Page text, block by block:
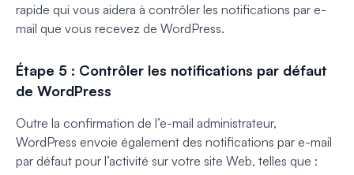
rapide qui vous aidera à contrôler les notifications par e-
mail que vous recevez de WordPress.
Étape 5 : Contrôler les notifications par défaut
de WordPress
Outre la confirmation de l’e-mail administrateur,
WordPress envoie également des notifications par e-mail
par défaut pour l’activité sur votre site Web, telles que :